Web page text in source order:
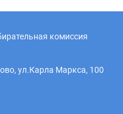
комиссия
ул.Карла Маркса, 100